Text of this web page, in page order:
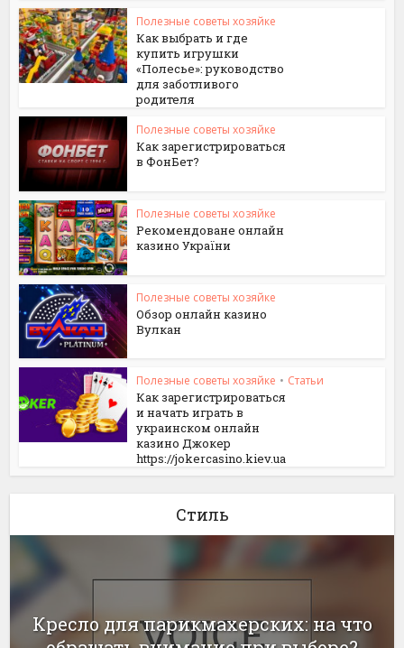
Полезные советы хозяйке
Как выбрать и где
купить игрушки
«Полесье»: руководство
для заботливого
родителя
Полезные советы хозяйке
Как зарегистрироваться
в ФонБет?
Полезные советы хозяйке
Рекомендоване онлайн
казино України
Полезные советы хозяйке
Обзор онлайн казино
Вулкан
Полезные советы хозяйке • Статьи
Как зарегистрироваться
и начать играть в
украинском онлайн
казино Джокер
https://jokercasino.kiev.ua
Стиль
Кресло для парикмахерских: на что